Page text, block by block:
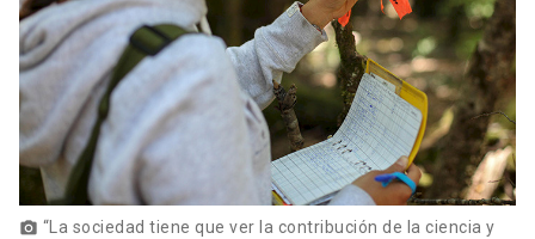
photo_camera “La sociedad tiene que ver la contribución de la ciencia y